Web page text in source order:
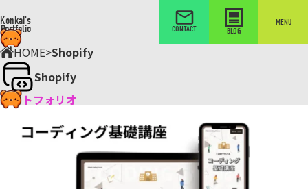
Konkai’s
Portfolio CONTACT BLOG
MENU
HOME>Shopify
Shopify
ポートフォリオ